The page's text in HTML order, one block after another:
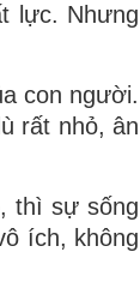
lực. Nhưng
con người.
rất nhỏ, ân
thì sự sống
ích, không